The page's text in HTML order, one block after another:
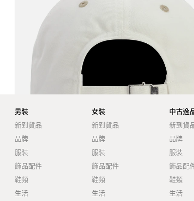
男裝
新到貨品
品牌
服裝
飾品配件
鞋類
生活
女裝
新到貨品
品牌
服裝
飾品配件
鞋類
生活
中古逸
新到貨
品牌
服裝
飾品配
鞋類
生活